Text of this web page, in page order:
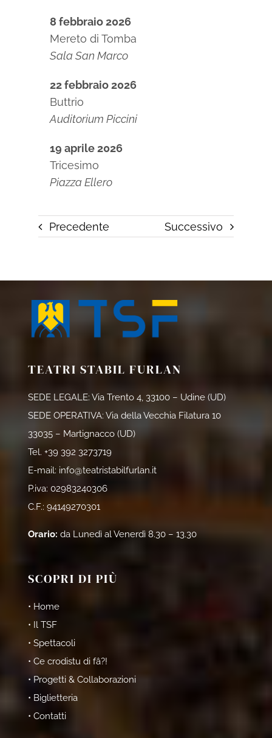
8 febbraio 2026
Mereto di Tomba
Sala San Marco
22 febbraio 2026
Buttrio
Auditorium Piccini
19 aprile 2026
Tricesimo
Piazza Ellero
Precedente Successivo
TEATRI STABIL FURLAN
SEDE LEGALE: Via Trento 4, 33100 – Udine (UD)
SEDE OPERATIVA: Via della Vecchia Filatura 10
33035 – Martignacco (UD)
Tel. +39 392 3273719
E-mail: info@teatristabilfurlan.it
P.iva: 02983240306
C.F.: 94149270301
Orario: da Lunedì al Venerdì 8.30 – 13.30
SCOPRI DI PIÙ
• Home
• Il TSF
• Spettacoli
• Ce crodistu di fâ?!
• Progetti & Collaborazioni
• Biglietteria
• Contatti